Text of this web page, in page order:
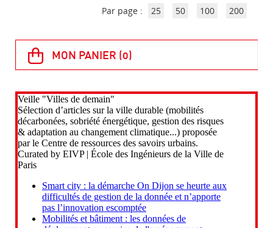
Par page :
25 50 100 200